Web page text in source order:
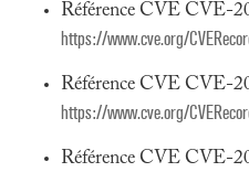
Référence CVE CVE-
https://www.cve.org/
Référence CVE CVE-
https://www.cve.org/
Référence CVE CVE-